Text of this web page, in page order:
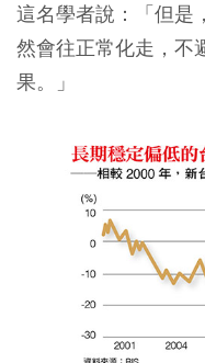
這名學者說：「但是
然會往正常化走，不
果。」